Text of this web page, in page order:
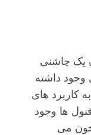
یک چاشنی
وجود داشته
کاربرد های
ها وجود
خون می